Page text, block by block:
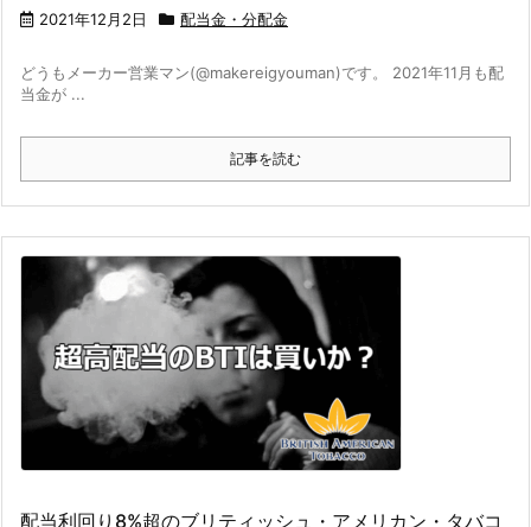
2021年12月2日 配当金・分配金
どうもメーカー営業マン(@makereigyouman)です。 2021年11月も配
当金が ...
記事を読む
配当利回り8%超のブリティッシュ・アメリカン・タバコ